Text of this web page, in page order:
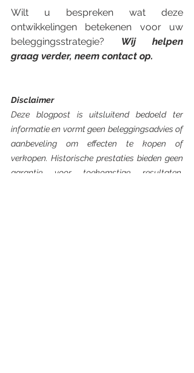
Wilt u bespreken wat deze
ontwikkelingen betekenen voor uw
beleggingsstrategie? Wij helpen
graag verder, neem contact op.
Disclaimer
Deze blogpost is uitsluitend bedoeld ter
informatie en vormt geen beleggingsadvies of
aanbeveling om effecten te kopen of
verkopen. Historische prestaties bieden geen
garantie voor toekomstige resultaten.